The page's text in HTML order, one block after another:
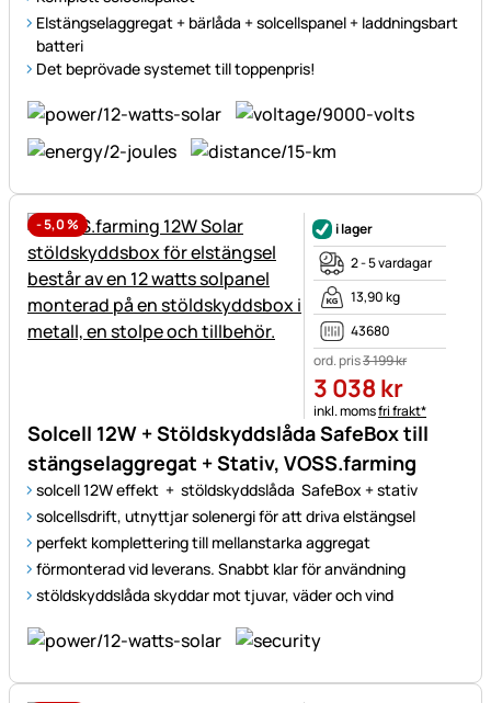
Elstängselaggregat + bärlåda + solcellspanel + laddningsbart
batteri
Det beprövade systemet till toppenpris!
-5,0%
Solcell 12W + Stöldskyddslåda SafeBox till
stängselaggregat + Stativ, VOSS.farming
solcell 12W effekt + stöldskyddslåda SafeBox + stativ
solcellsdrift, utnyttjar solenergi för att driva elstängsel
perfekt komplettering till mellanstarka aggregat
förmonterad vid leverans. Snabbt klar för användning
stöldskyddslåda skyddar mot tjuvar, väder och vind
i lager
2 - 5 vardagar
13,90 kg
43680
ord. pris3 199kr
3 038kr
Skatteinformation:
inkl. momsfri frakt*